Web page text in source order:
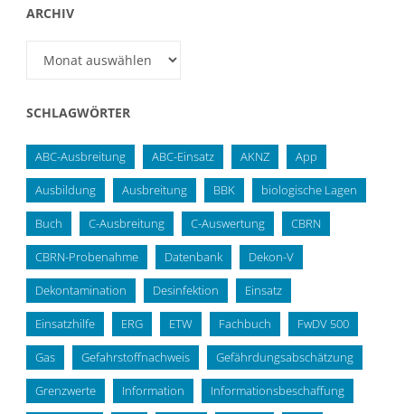
ARCHIV
SCHLAGWÖRTER
ABC-Ausbreitung ABC-Einsatz AKNZ App
Ausbildung Ausbreitung BBK biologische Lagen
Buch C-Ausbreitung C-Auswertung CBRN
CBRN-Probenahme Datenbank Dekon-V
Dekontamination Desinfektion Einsatz
Einsatzhilfe ERG ETW Fachbuch FwDV 500
Gas Gefahrstoffnachweis Gefährdungsabschätzung
Grenzwerte Information Informationsbeschaffung